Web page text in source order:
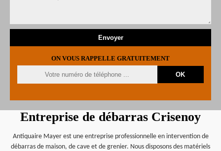
ON VOUS RAPPELLE GRATUITEMENT
Entreprise de débarras Crisenoy
Antiquaire Mayer est une entreprise professionnelle en intervention de
débarras de maison, de cave et de grenier. Nous disposons des matériels